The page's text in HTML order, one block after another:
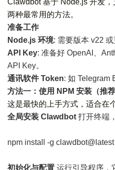
Clawdbot 基于 Node.js 开发
两种最常用的方法。
准备工作
Node.js 环境: 需要版本 v22 或
API Key: 准备好 OpenAI、
API Key。
通讯软件 Token: 如 Telegram
方法一：使用 NPM 安装（推
这是最快的上手方式，适合在
全局安装 Clawdbot 打开终端
npm install -g clawdbot@latest
初始化与配置 运行引导程序，